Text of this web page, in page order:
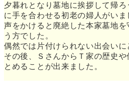
夕暮れとなり墓地に挨拶して帰
に手を合わせる初老の婦人がいま
声をかけると廃絶した本家墓地
う方でした。
偶然では片付けられない出会いに
その後、ＳさんからＴ家の歴史や
とめることが出来ました。